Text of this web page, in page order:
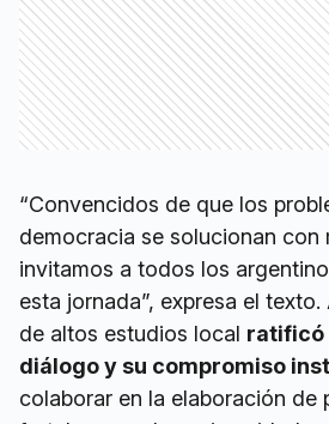
“Convencidos de que los
democracia se solucionan con
invitamos a todos los
esta jornada”, expresa el
de altos estudios local ratificó
diálogo y su compromiso
colaborar en la elaboración de